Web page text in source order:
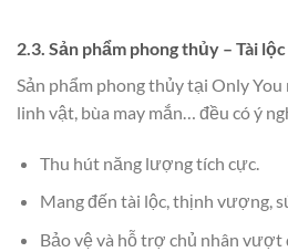
2.3. Sản phẩm phong thủy – Tài
Sản phẩm phong thủy tại Only
linh vật, bùa may mắn… đều có ý
Thu hút năng lượng tích cực.
Mang đến tài lộc, thịnh vượng,
Bảo vệ và hỗ trợ chủ nhân vượt